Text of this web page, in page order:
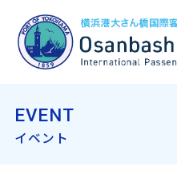
EVENT
イベント